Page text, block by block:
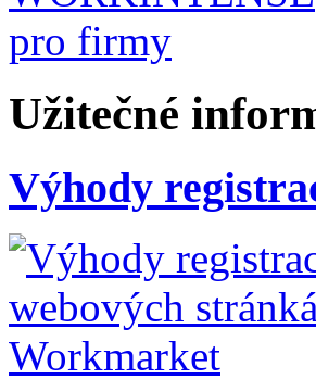
Užitečné
Výhody